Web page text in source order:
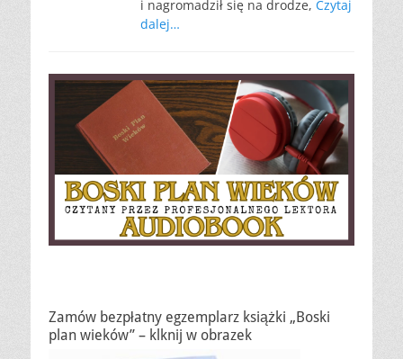
i nagromadził się na drodze, Czytaj
dalej…
Zamów bezpłatny egzemplarz książki „Boski
plan wieków” – klknij w obrazek